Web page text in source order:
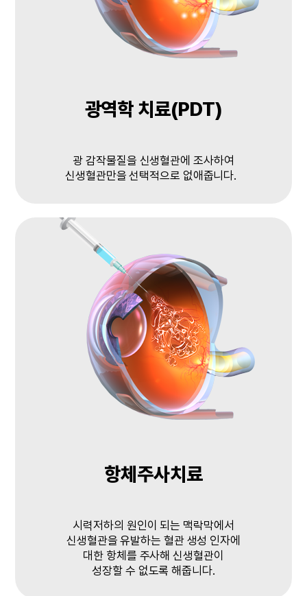
광역학 치료(PDT)
광 감작물질을 신생혈관에 조사하여
신생혈관만을 선택적으로 없애줍니다.
항체주사치료
시력저하의 원인이 되는 맥락막에서
신생혈관을 유발하는 혈관 생성 인자에
대한 항체를 주사해 신생혈관이
성장할 수 없도록 해줍니다.